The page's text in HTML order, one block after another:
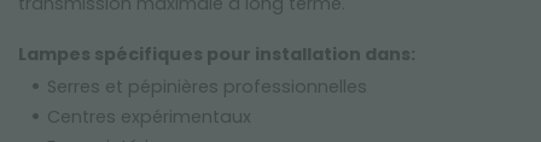
Lampes spécifiques pour installation dans:
Serres et pépinières professionnelles
Centres expérimentaux